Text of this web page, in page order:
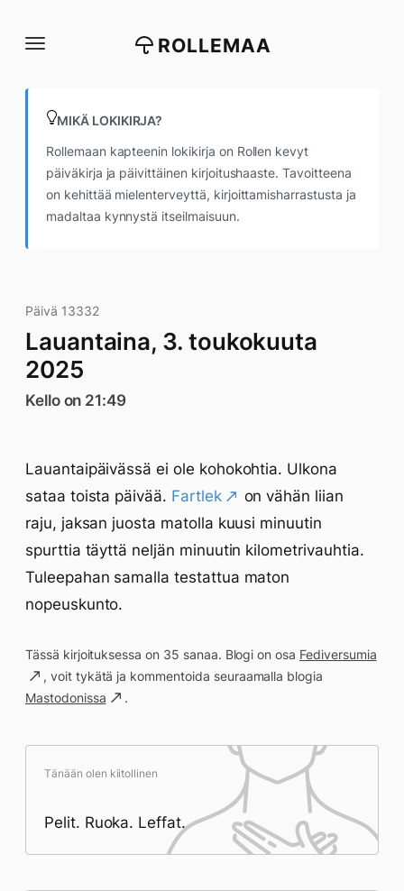
suoraan
ROLLEMAA
MIKÄ LOKIKIRJA?
Rollemaan kapteenin lokikirja on Rollen kevyt
päiväkirja ja päivittäinen kirjoitushaaste. Tavoitteena
on kehittää mielenterveyttä, kirjoittamisharrastusta ja
madaltaa kynnystä itseilmaisuun.
Päivä 13332
Lauantaina, 3. toukokuuta
2025
Kello on 21:49
Lauantaipäivässä ei ole kohokohtia. Ulkona
sataa toista päivää. Fartlek
on vähän liian
raju, jaksan juosta matolla kuusi minuutin
spurttia täyttä neljän minuutin kilometrivauhtia.
Tuleepahan samalla testattua maton
nopeuskunto.
Tässä kirjoituksessa on 35 sanaa. Blogi on osa Fediversumia
, voit tykätä ja kommentoida seuraamalla blogia
Mastodonissa
.
Tänään olen kiitollinen
Pelit. Ruoka. Leffat.